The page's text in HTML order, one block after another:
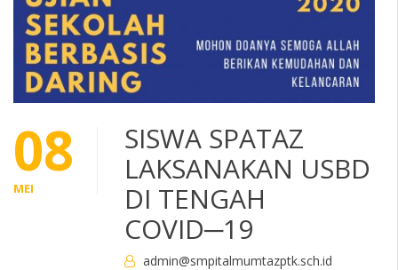
08
MEI
SISWA SPATAZ
LAKSANAKAN USBD
DI TENGAH
COVID─19
admin@smpitalmumtazptk.sch.id